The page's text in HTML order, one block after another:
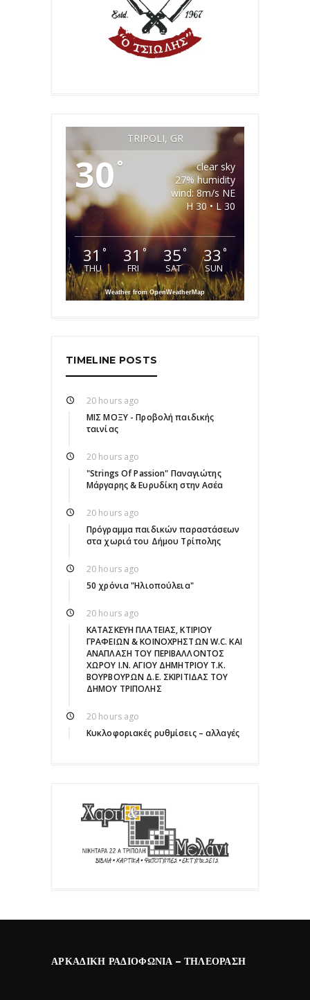
TRIPOLI, GR
30 °
clear sky
27% humidity
wind: 8m/s NE
H 30 • L 30
31 °
THU
31°
FRI
35°
SAT
33 °
SUN
Weather from OpenWeatherMap
TIMELINE POSTS
20 hours ago
ΜΙΣ ΜΟΞΥ - Προβολή παιδικής
ταινίας
20 hours ago
"Strings Of Passion" Παναγιώτης
Μάργαρης & Ευρυδίκη στην Ασέα
20 hours ago
Πρόγραμμα παιδικών παραστάσεων
στα χωριά του Δήμου Τρίπολης
20 hours ago
50 χρόνια "Ηλιοπούλεια"
20 hours ago
ΚΑΤΑΣΚΕΥΗ ΠΛΑΤΕΙΑΣ, ΚΤΙΡΙΟΥ
ΓΡΑΦΕΙΩΝ & ΚΟΙΝΟΧΡΗΣΤΩΝ W.C. ΚΑΙ
ΑΝΑΠΛΑΣΗ ΤΟΥ ΠΕΡΙΒΑΛΛΟΝΤΟΣ
ΧΩΡΟΥ Ι.Ν. ΑΓΙΟΥ ΔΗΜΗΤΡΙΟΥ Τ.Κ.
ΒΟΥΡΒΟΥΡΩΝ Δ.Ε. ΣΚΙΡΙΤΙΔΑΣ ΤΟΥ
ΔΗΜΟΥ ΤΡΙΠΟΛΗΣ
20 hours ago
Κυκλοφοριακές ρυθμίσεις – αλλαγές
ΑΡΚΑΔΙΚΉ ΡΑΔΙΟΦΩΝΊΑ – ΤΗΛΕΌΡΑΣΗ